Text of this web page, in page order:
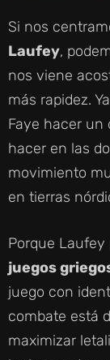
Si nos
Laufey,
nos viene
más rapidez.
Faye hacer un
hacer en las
movimiento
en tierras
Porque
juegos
juego con
combate está
maximizar